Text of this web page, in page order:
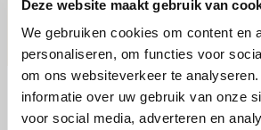
Deze website maakt gebruik van
We gebruiken cookies om content en
personaliseren, om functies voor
om ons websiteverkeer te
informatie over uw gebruik van onze
voor social media, adverteren en